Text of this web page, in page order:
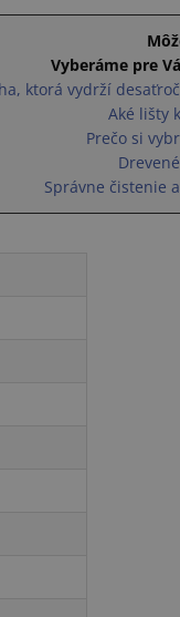
Vyberáme pre
ktorá vydrží
Aké lišty
Prečo si
Správne čistenie